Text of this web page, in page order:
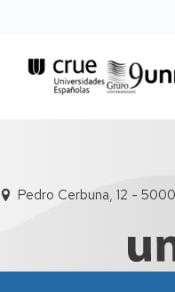
Pedro Cerbuna, 12 -